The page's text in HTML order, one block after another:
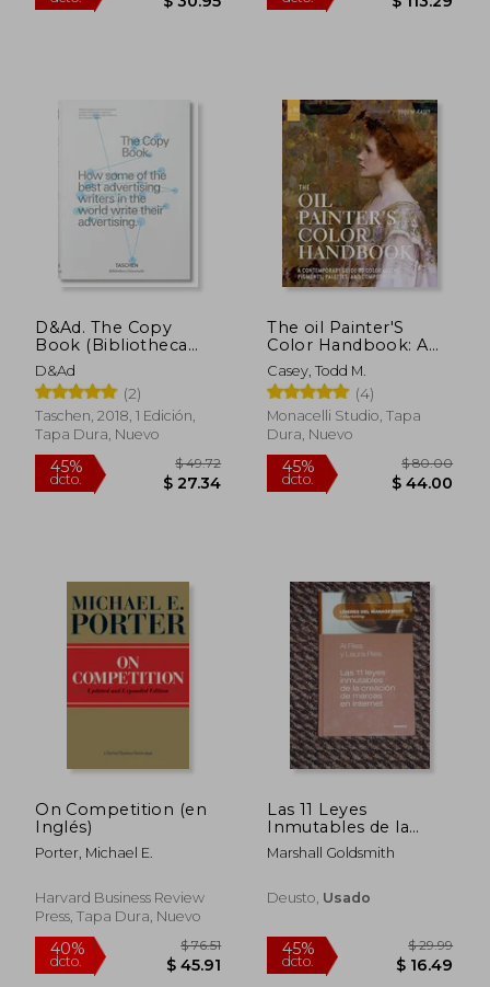
45%
Rápido
45%
dcto. $
Rápido
D&Ad. The Copy
Book (Bibliotheca
Universalis) (en
Inglés)
D&ad
(2)
Taschen, 2018, 1 Edición,
Tapa Dura, Nuevo
45%
The oil Painter'S
Color Handbook: A
Contemporary Guide
to Color Mixing,
Pigments, Palettes,
and Harmony (en
Inglés)
Casey, Todd M.
(4)
Monacelli Studio, Tapa
Dura, Nuevo
45%
On Competition (en
Inglés)
Porter, Michael E.
Harvard Business Review
Press, Tapa Dura, Nuevo
Las 11 Leyes
Inmutables de la
Creación de Marcas
en Internet
Marshall Goldsmith
Deusto, Usado